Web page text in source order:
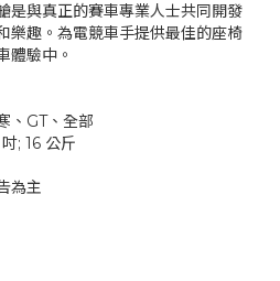
是與真正的賽車專業人士共同開發
樂趣。為電競車手提供最佳的座椅
體驗中。
、GT、全部
; 16 公斤
為主